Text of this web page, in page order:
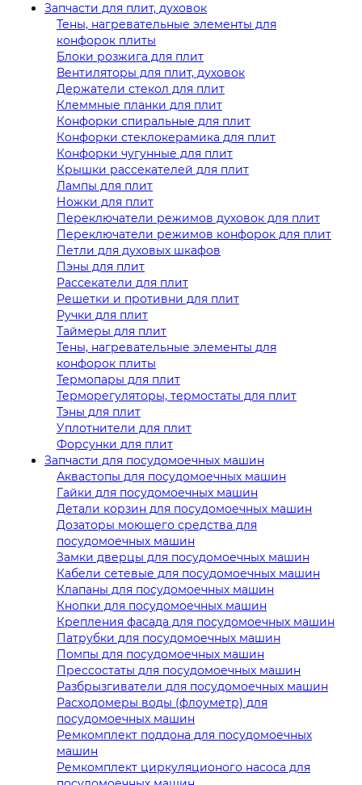
Запчасти для плит, духовок
Тены, нагревательные элементы для
конфорок плиты
Блоки розжига для плит
Вентиляторы для плит, духовок
Держатели стекол для плит
Клеммные планки для плит
Конфорки спиральные для плит
Конфорки стеклокерамика для плит
Конфорки чугунные для плит
Крышки рассекателей для плит
Лампы для плит
Ножки для плит
Переключатели режимов духовок для плит
Переключатели режимов конфорок для плит
Петли для духовых шкафов
Пэны для плит
Рассекатели для плит
Решетки и противни для плит
Ручки для плит
Таймеры для плит
Тены, нагревательные элементы для
конфорок плиты
Термопары для плит
Терморегуляторы, термостаты для плит
Тэны для плит
Уплотнители для плит
Форсунки для плит
Запчасти для посудомоечных машин
Аквастопы для посудомоечных машин
Гайки для посудомоечных машин
Детали корзин для посудомоечных машин
Дозаторы моющего средства для
посудомоечных машин
Замки дверцы для посудомоечных машин
Кабели сетевые для посудомоечных машин
Клапаны для посудомоечных машин
Кнопки для посудомоечных машин
Крепления фасада для посудомоечных машин
Патрубки для посудомоечных машин
Помпы для посудомоечных машин
Прессостаты для посудомоечных машин
Разбрызгиватели для посудомоечных машин
Расходомеры воды (флоуметр) для
посудомоечных машин
Ремкомплект поддона для посудомоечных
машин
Ремкомплект циркуляционого насоса для